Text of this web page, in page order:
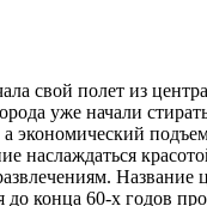
свой полет из
уже начали
экономический
наслаждаться
Название
конца 60-х годов